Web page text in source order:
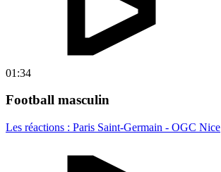
01:34
Football masculin
Les réactions : Paris Saint-Germain - OGC Nice